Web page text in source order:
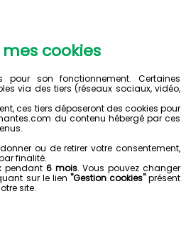
cookies
son fonctionnement. Certaines
via des tiers (réseaux sociaux, vidéo,
ces tiers déposeront des cookies pour
du contenu hébergé par ces
ou de retirer votre consentement,
finalité.
pendant 6 mois. Vous pouvez changer
sur le lien "Gestion cookies"présent
site.